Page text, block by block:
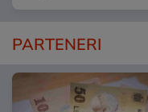
PARTENERI